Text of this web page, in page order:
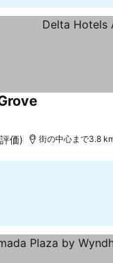
価) 街の中心まで3.8